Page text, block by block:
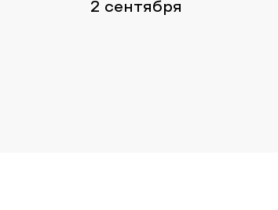
2 сентября